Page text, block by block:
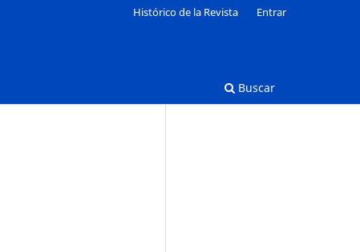
Buscar
Histórico de la Revista Entrar